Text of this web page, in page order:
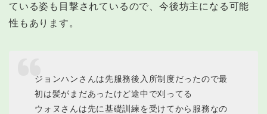
ている姿も目撃されているので、今後坊主になる可能
性もあります。
ジョンハンさんは先服務後入所制度だったので最
初は髪がまだあったけど途中で刈ってる
ウォヌさんは先に基礎訓練を受けてから服務なの